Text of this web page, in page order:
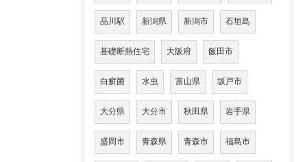
品川駅 新潟県 新潟市 石垣島
基礎断熱住宅 大阪府 飯田市
白癬菌 水虫 富山県 坂戸市
大分県 大分市 秋田県 岩手県
盛岡市 青森県 青森市 福島市